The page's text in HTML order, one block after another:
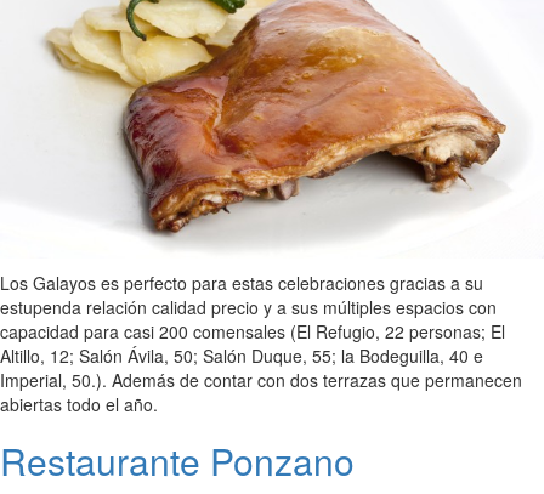
Los Galayos es perfecto para estas celebraciones gracias a su
estupenda relación calidad precio y a sus múltiples espacios con
capacidad para casi 200 comensales (El Refugio, 22 personas; El
Altillo, 12; Salón Ávila, 50; Salón Duque, 55; la Bodeguilla, 40 e
Imperial, 50.). Además de contar con dos terrazas que permanecen
abiertas todo el año.
Restaurante Ponzano